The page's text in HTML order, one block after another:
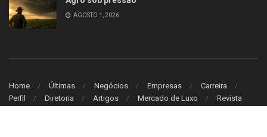
AGOSTO 1, 2026
Home Últimas Negócios Empresas
Carreira
Perfil
Diretoria Artigos Mercado de Luxo Revista